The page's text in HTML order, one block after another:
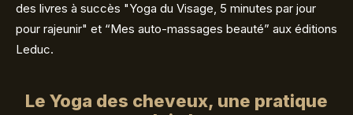
des livres à succès "Yoga du Visage, 5 minutes par jour
pour rajeunir" et “Mes auto-massages beauté” aux éditions
Leduc.
Le Yoga des cheveux, une pratique